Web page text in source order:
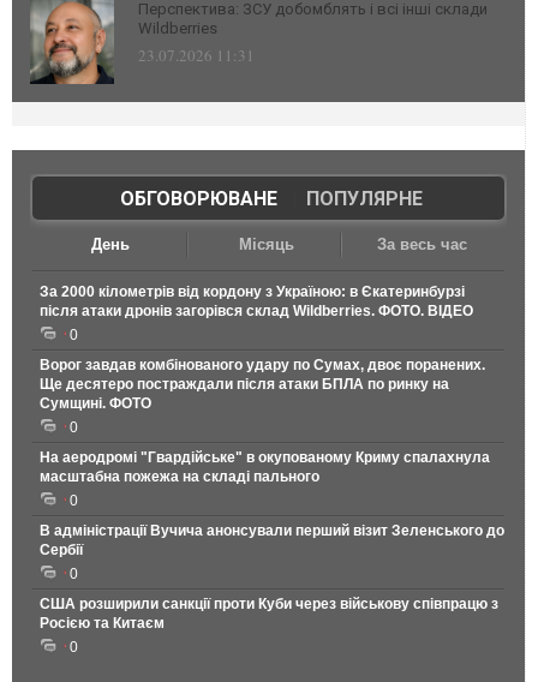
Перспектива: ЗСУ добомблять і всі інші склади
Wildberries
23.07.2026 11:31
ОБГОВОРЮВАНЕ| ПОПУЛЯРНЕ
День Місяць За весь час
За 2000 кілометрів від кордону з Україною: в Єкатеринбурзі
після атаки дронів загорівся склад Wildberries. ФОТО. ВІДЕО
0
Ворог завдав комбінованого удару по Сумах, двоє поранених.
Ще десятеро постраждали після атаки БПЛА по ринку на
Сумщині. ФОТО
0
На аеродромі "Гвардійське" в окупованому Криму спалахнула
масштабна пожежа на складі пального
0
В адміністрації Вучича анонсували перший візит Зеленського до
Сербії
0
США розширили санкції проти Куби через військову співпрацю з
Росією та Китаєм
0